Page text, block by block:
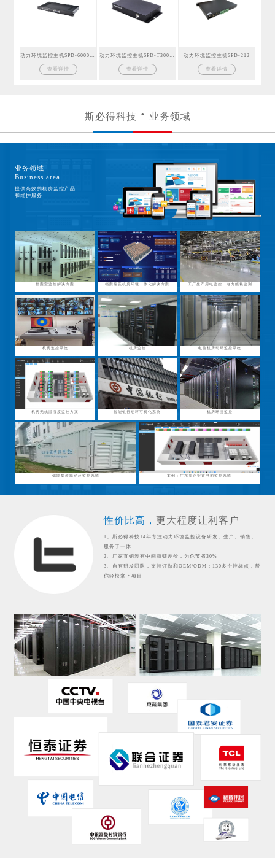
查看详情 查看详情
动力环境监控主机SPD-212
查看详情
斯必得科技 业务领域
业务领域
Business area
提供高效的机房监控产品
和维护服务
档案室监控解决方案 档案馆及机房环境一体化解决方案 工厂生产用电监控、电力能耗监测
机房监控系统 机房监控 电信机房动环监控系统
机房无线温湿度监控方案 智能银行动环可视化系统 机房环境监控
储能集装箱动环监控系统 案例：广东某企业蓄电池监控系统
性价比高， 更大程度让利客户
1、斯必得科技14年专注动力环境监控设备研发、生产、销售、
服务于一体
2、厂家直销没有中间商赚差价，为你节省30%
3、自有研发团队，支持订做和OEM/ODM；130多个控标点，帮
你轻松拿下项目